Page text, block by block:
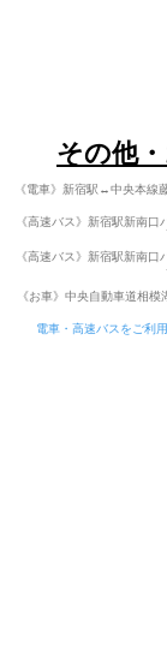
で、宜しければフ
す。
Facebook ：
お山
（@mano.widwife）
Instagram ：お山
YouTube ：うず
その他
《電車》新宿駅↔中央本
《高速バス》新宿駅新南
《高速バス》新宿駅新南
《お車》中央自動車道相模
電車・高速バスをご利